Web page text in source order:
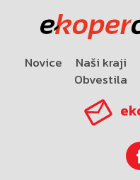
Novice Naši kraji
Obvestila